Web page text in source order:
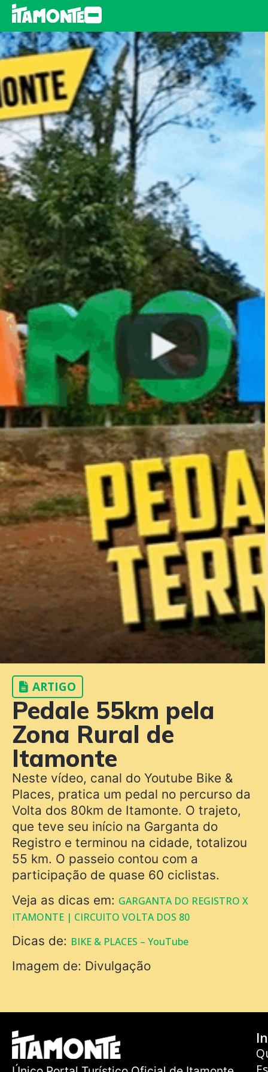
ARTIGO
Pedale 55km pela
Zona Rural de
Itamonte
Neste vídeo, canal do Youtube Bike &
Places, pratica um pedal no percurso da
Volta dos 80km de Itamonte. O trajeto,
que teve seu início na Garganta do
Registro e terminou na cidade, totalizou
55 km. O passeio contou com a
participação de quase 60 ciclistas.
Veja as dicas em: GARGANTA DO REGISTRO X
ITAMONTE | CIRCUITO VOLTA DOS 80
Dicas de: BIKE & PLACES – YouTube
Imagem de: Divulgação